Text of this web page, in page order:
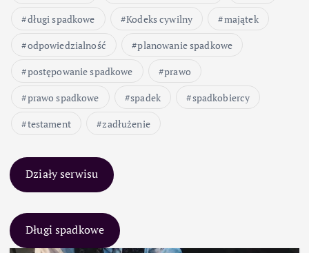
długi spadkowe
Kodeks cywilny
majątek
odpowiedzialność
planowanie spadkowe
postępowanie spadkowe
prawo
prawo spadkowe
spadek
spadkobiercy
testament
zadłużenie
Działy serwisu
Długi spadkowe